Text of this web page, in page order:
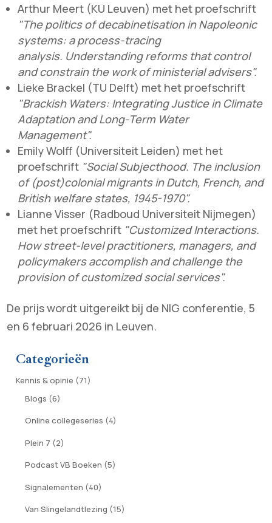
Arthur Meert (KU Leuven) met het proefschrift
"The politics of decabinetisation in Napoleonic
systems: a process-tracing
analysis. Understanding reforms that control
and constrain the work of ministerial advisers".
Lieke Brackel (TU Delft) met het proefschrift
"Brackish Waters: Integrating Justice in Climate
Adaptation and Long-Term Water
Management".
Emily Wolff (Universiteit Leiden) met het
proefschrift "Social Subjecthood. The inclusion
of (post)colonial migrants in Dutch, French, and
British welfare states, 1945-1970".
Lianne Visser (Radboud Universiteit Nijmegen)
met het proefschrift "Customized Interactions.
How street-level practitioners, managers, and
policymakers accomplish and challenge the
provision of customized social services".
De prijs wordt uitgereikt bij de NIG conferentie, 5
en 6 februari 2026 in Leuven.
Categorieën
Kennis & opinie (71)
Blogs (6)
Online collegeseries (4)
Plein 7 (2)
Podcast VB Boeken (5)
Signalementen (40)
Van Slingelandtlezing (15)